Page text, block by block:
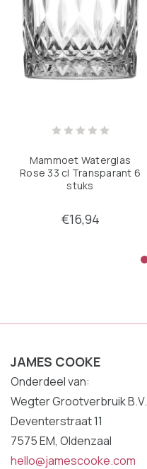
Mammoet Waterglas
Rose 33 cl Transparant 6
stuks
€16,94
JAMES COOKE
Onderdeel van:
Wegter Grootverbruik B.V.
Deventerstraat 11
7575 EM, Oldenzaal
hello@jamescooke.com